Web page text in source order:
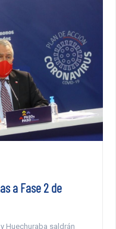
a Fase 2 de
Huechuraba saldrán